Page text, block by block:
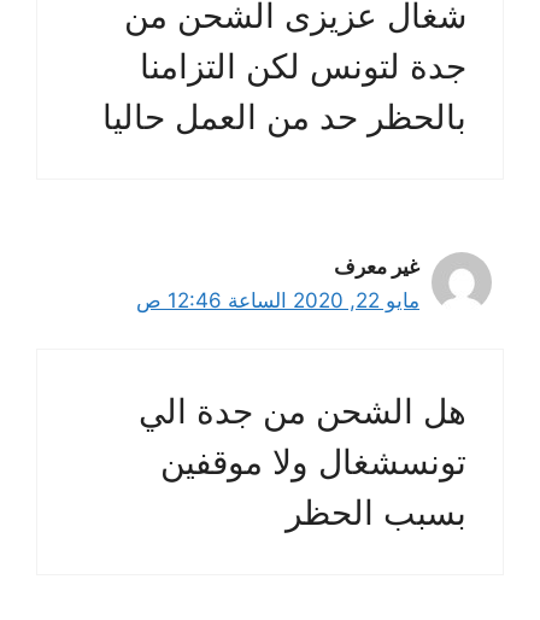
شغال عزيزى الشحن من
جدة لتونس لكن التزامنا
بالحظر حد من العمل حاليا
غير معرف
مايو 22, 2020 الساعة 12:46 ص
هل الشحن من جدة الي
تونسشغال ولا موقفين
بسبب الحظر